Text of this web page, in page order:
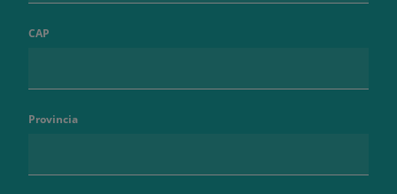
CAP
Provincia